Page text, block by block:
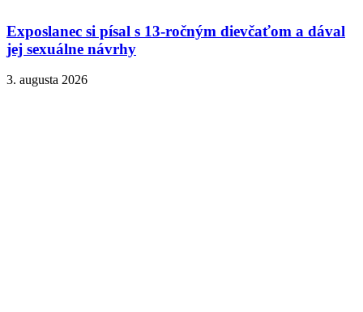
Exposlanec si písal s 13-ročným dievčaťom a dával
jej sexuálne návrhy
3. augusta 2026